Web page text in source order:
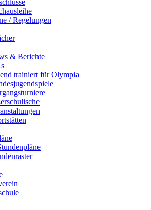
/ Regelungen
& Berichte
trainiert für Olympia